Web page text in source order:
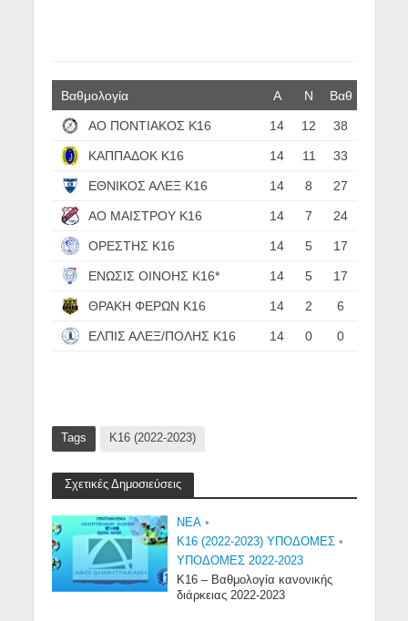
Βαθμολογία Α N Βαθ
ΑΟ ΠΟΝΤΙΑΚΟΣ Κ16 14 12 38
ΚΑΠΠΑΔΟΚ Κ16 14 11 33
ΕΘΝΙΚΟΣ ΑΛΕΞ Κ16 14 8 27
ΑΟ ΜΑΙΣΤΡΟΥ Κ16 14 7 24
ΟΡΕΣΤΗΣ Κ16 14 5 17
ΕΝΩΣΙΣ ΟΙΝΟΗΣ Κ16* 14 5 17
ΘΡΑΚΗ ΦΕΡΩΝ Κ16 14 2 6
ΕΛΠΙΣ ΑΛΕΞ/ΠΟΛΗΣ Κ16 14 0 0
Tags Κ16 (2022-2023)
Σχετικές Δημοσιεύσεις
NEA •
Κ16 (2022-2023) ΥΠΟΔΟΜΕΣ •
ΥΠΟΔΟΜΕΣ 2022-2023
Κ16 – Βαθμολογία κανονικής
διάρκειας 2022-2023